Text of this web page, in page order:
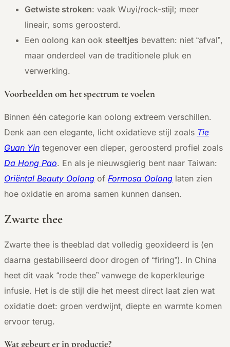
Getwiste stroken: vaak Wuyi/rock-stijl; meer
lineair, soms geroosterd.
Een oolong kan ook steeltjes bevatten: niet “afval”,
maar onderdeel van de traditionele pluk en
verwerking.
Voorbeelden om het spectrum te voelen
Binnen één categorie kan oolong extreem verschillen.
Denk aan een elegante, licht oxidatieve stijl zoals Tie
Guan Yin tegenover een dieper, geroosterd profiel zoals
Da Hong Pao. En als je nieuwsgierig bent naar Taiwan:
Oriëntal Beauty Oolong of Formosa Oolong laten zien
hoe oxidatie en aroma samen kunnen dansen.
Zwarte thee
Zwarte thee is theeblad dat volledig geoxideerd is (en
daarna gestabiliseerd door drogen of “firing”). In China
heet dit vaak “rode thee” vanwege de koperkleurige
infusie. Het is de stijl die het meest direct laat zien wat
oxidatie doet: groen verdwijnt, diepte en warmte komen
ervoor terug.
Wat gebeurt er in productie?